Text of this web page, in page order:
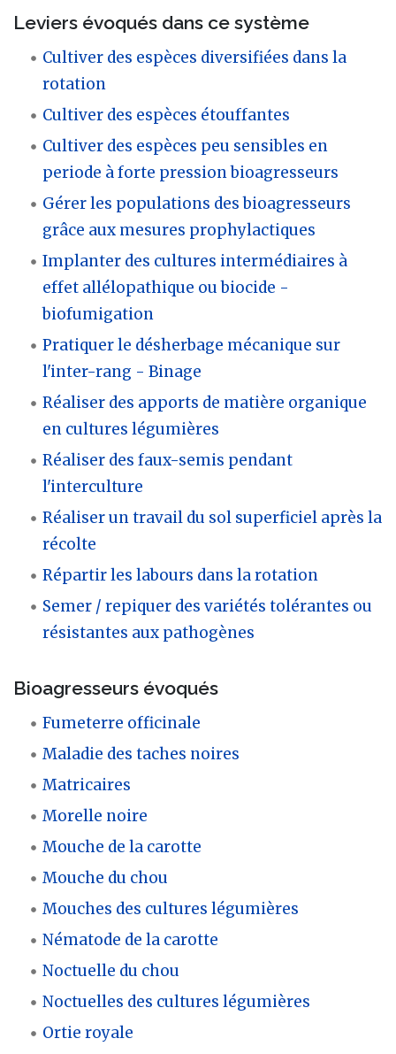
Leviers évoqués dans ce système
Cultiver des espèces diversifiées dans la
rotation
Cultiver des espèces étouffantes
Cultiver des espèces peu sensibles en
periode à forte pression bioagresseurs
Gérer les populations des bioagresseurs
grâce aux mesures prophylactiques
Implanter des cultures intermédiaires à
effet allélopathique ou biocide -
biofumigation
Pratiquer le désherbage mécanique sur
l'inter-rang - Binage
Réaliser des apports de matière organique
en cultures légumières
Réaliser des faux-semis pendant
l'interculture
Réaliser un travail du sol superficiel après la
récolte
Répartir les labours dans la rotation
Semer / repiquer des variétés tolérantes ou
résistantes aux pathogènes
Bioagresseurs évoqués
Fumeterre officinale
Maladie des taches noires
Matricaires
Morelle noire
Mouche de la carotte
Mouche du chou
Mouches des cultures légumières
Nématode de la carotte
Noctuelle du chou
Noctuelles des cultures légumières
Ortie royale